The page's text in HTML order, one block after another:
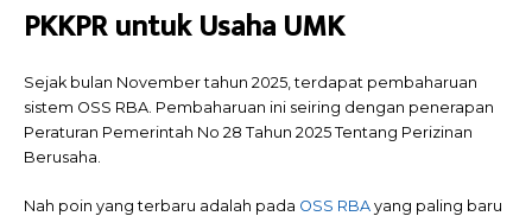
PKKPR untuk Usaha UMK
Sejak bulan November tahun 2025, terdapat pembaharuan
sistem OSS RBA. Pembaharuan ini seiring dengan penerapan
Peraturan Pemerintah No 28 Tahun 2025 Tentang Perizinan
Berusaha.
Nah poin yang terbaru adalah pada OSS RBA yang paling baru